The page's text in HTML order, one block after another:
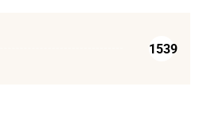
1539